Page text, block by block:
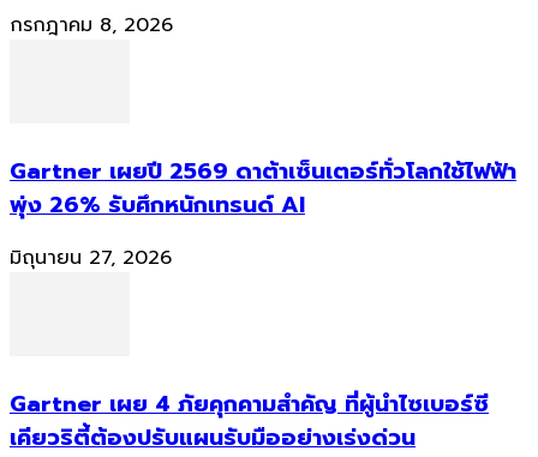
กรกฎาคม 8, 2026
Gartner เผยปี 2569 ดาต้าเซ็นเตอร์ทั่วโลกใช้ไฟฟ้า
พุ่ง 26% รับศึกหนักเทรนด์ AI
มิถุนายน 27, 2026
Gartner เผย 4 ภัยคุกคามสำคัญ ที่ผู้นำไซเบอร์ซี
เคียวริตี้ต้องปรับแผนรับมืออย่างเร่งด่วน